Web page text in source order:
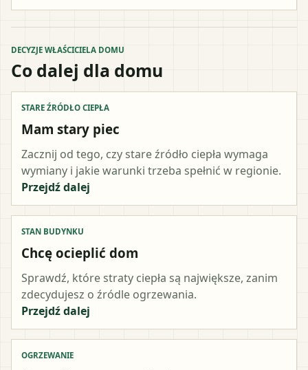
DECYZJE WŁAŚCICIELA DOMU
Co dalej dla domu
STARE ŹRÓDŁO CIEPŁA
Mam stary piec
Zacznij od tego, czy stare źródło ciepła wymaga
wymiany i jakie warunki trzeba spełnić w regionie.
Przejdź dalej
STAN BUDYNKU
Chcę ocieplić dom
Sprawdź, które straty ciepła są największe, zanim
zdecydujesz o źródle ogrzewania.
Przejdź dalej
OGRZEWANIE